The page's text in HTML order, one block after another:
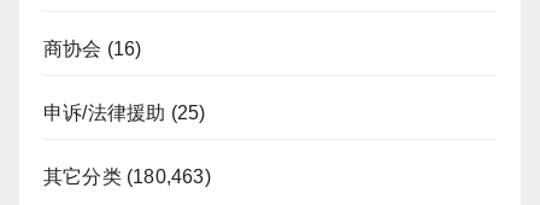
商协会 (16)
申诉/法律援助 (25)
其它分类(180,463)